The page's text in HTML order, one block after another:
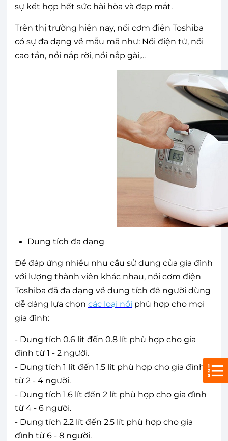
sự kết hợp hết sức hài hòa và đẹp mắt.
Trên thị trường hiện nay, nồi cơm điện Toshiba
có sự đa dạng về mẫu mã như: Nồi điện tử, nồi
cao tần, nồi nắp rời, nồi nắp gài,...
Dung tích đa dạng
Để đáp ứng nhiều nhu cầu sử dụng của gia đình
với lượng thành viên khác nhau, nồi cơm điện
Toshiba đã đa dạng về dung tích để người dùng
dễ dàng lựa chọn các loại nồi phù hợp cho mọi
gia đình:
- Dung tích 0.6 lít đến 0.8 lít phù hợp cho gia
đình từ 1 - 2 người.
- Dung tích 1 lít đến 1.5 lít phù hợp cho gia đình
từ 2 - 4 người.
- Dung tích 1.6 lít đến 2 lít phù hợp cho gia đình
từ 4 - 6 người.
- Dung tích 2.2 lít đến 2.5 lít phù hợp cho gia
đình từ 6 - 8 người.